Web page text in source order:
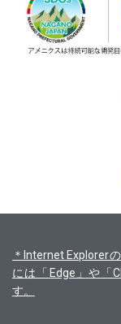
＊Internet Explorer
には「Edge」や「
す。